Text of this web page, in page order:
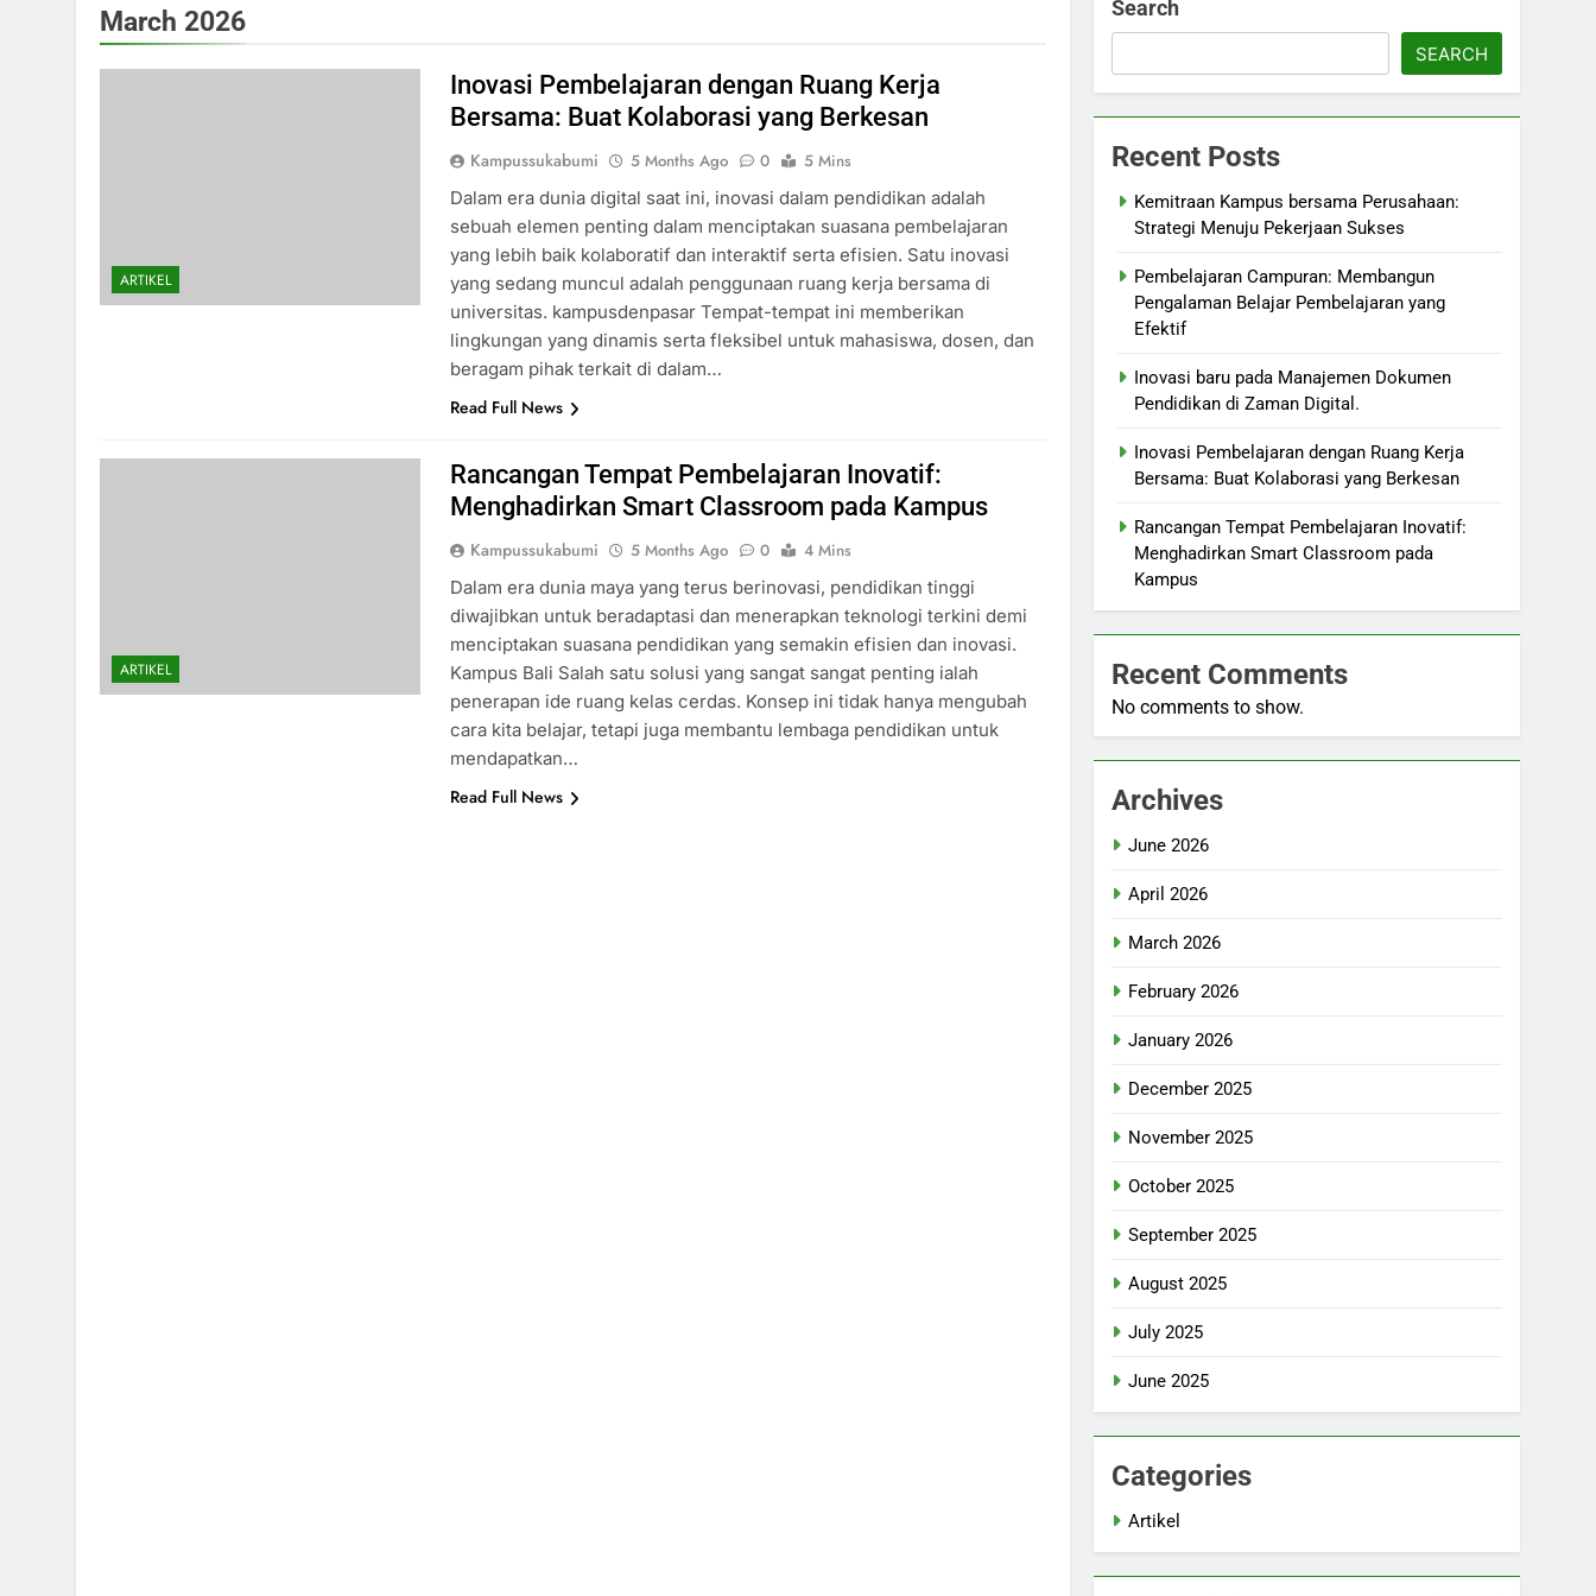
March 2026
ARTIKEL
Inovasi Pembelajaran dengan Ruang Kerja
Bersama: Buat Kolaborasi yang Berkesan
Kampussukabumi 5 Months Ago 0
5 Mins
Dalam era dunia digital saat ini, inovasi dalam pendidikan adalah
sebuah elemen penting dalam menciptakan suasana pembelajaran
yang lebih baik kolaboratif dan interaktif serta efisien. Satu inovasi
yang sedang muncul adalah penggunaan ruang kerja bersama di
universitas. kampusdenpasar Tempat-tempat ini memberikan
lingkungan yang dinamis serta fleksibel untuk mahasiswa, dosen, dan
beragam pihak terkait di dalam…
Read Full News
ARTIKEL
Rancangan Tempat Pembelajaran Inovatif:
Menghadirkan Smart Classroom pada Kampus
Kampussukabumi 5 Months Ago 0
4 Mins
Dalam era dunia maya yang terus berinovasi, pendidikan tinggi
diwajibkan untuk beradaptasi dan menerapkan teknologi terkini demi
menciptakan suasana pendidikan yang semakin efisien dan inovasi.
Kampus Bali Salah satu solusi yang sangat sangat penting ialah
penerapan ide ruang kelas cerdas. Konsep ini tidak hanya mengubah
cara kita belajar, tetapi juga membantu lembaga pendidikan untuk
mendapatkan…
Read Full News
Search
SEARCH
Recent Posts
Kemitraan Kampus bersama Perusahaan:
Strategi Menuju Pekerjaan Sukses
Pembelajaran Campuran: Membangun
Pengalaman Belajar Pembelajaran yang
Efektif
Inovasi baru pada Manajemen Dokumen
Pendidikan di Zaman Digital.
Inovasi Pembelajaran dengan Ruang Kerja
Bersama: Buat Kolaborasi yang Berkesan
Rancangan Tempat Pembelajaran Inovatif:
Menghadirkan Smart Classroom pada
Kampus
Recent Comments
No comments to show.
Archives
June 2026
April 2026
March 2026
February 2026
January 2026
December 2025
November 2025
October 2025
September 2025
August 2025
July 2025
June 2025
Categories
Artikel